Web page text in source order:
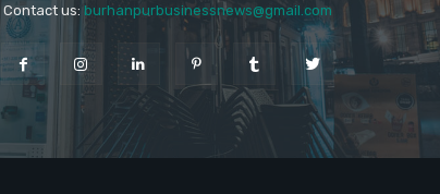
Contact us: burhanpurbusinessnews@gmail.com